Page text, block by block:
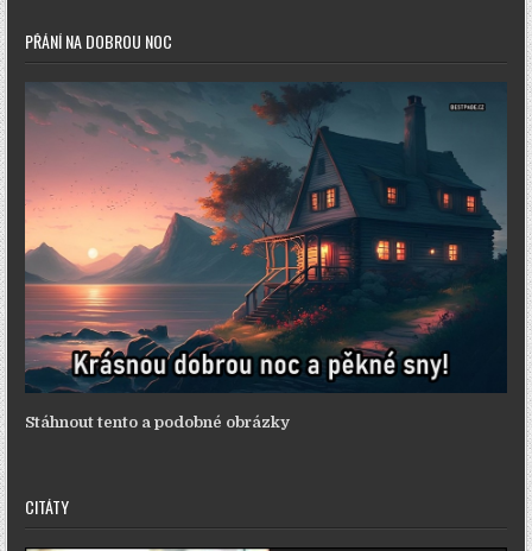
PŘÁNÍ NA DOBROU NOC
Stáhnout tento a podobné obrázky
CITÁTY